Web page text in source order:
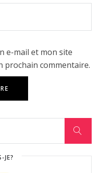
e-mail et mon site
prochain commentaire.
JE?